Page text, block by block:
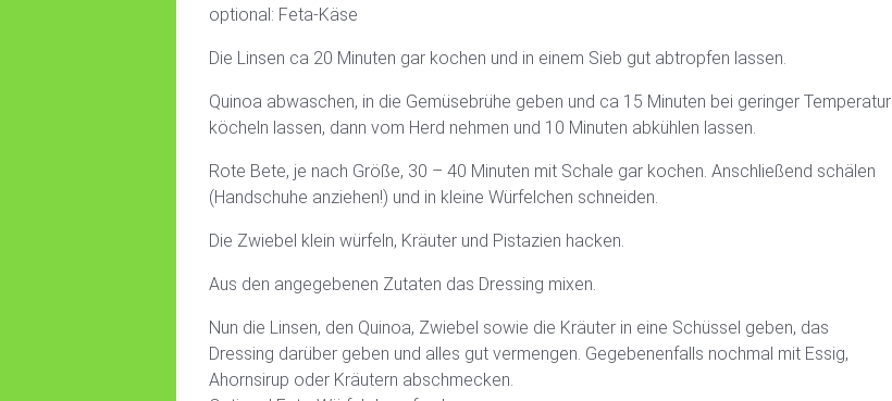
optional: Feta-Käse
Die Linsen ca 20 Minuten gar kochen und in einem Sieb gut abtropfen lassen.
Quinoa abwaschen, in die Gemüsebrühe geben und ca 15 Minuten bei geringer Temperatur
köcheln lassen, dann vom Herd nehmen und 10 Minuten abkühlen lassen.
Rote Bete, je nach Größe, 30 – 40 Minuten mit Schale gar kochen. Anschließend schälen
(Handschuhe anziehen!) und in kleine Würfelchen schneiden.
Die Zwiebel klein würfeln, Kräuter und Pistazien hacken.
Aus den angegebenen Zutaten das Dressing mixen.
Nun die Linsen, den Quinoa, Zwiebel sowie die Kräuter in eine Schüssel geben, das
Dressing darüber geben und alles gut vermengen. Gegebenenfalls nochmal mit Essig,
Ahornsirup oder Kräutern abschmecken.